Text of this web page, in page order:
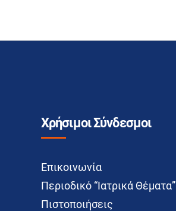
Χρήσιμοι Σύνδεσμοι
Επικοινωνία
Περιοδικό “Ιατρικά Θέματα”
Πιστοποιήσεις